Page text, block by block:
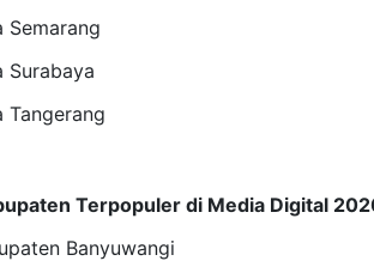
Semarang
Surabaya
Tangerang
Terpopuler di Media Digital
Banyuwangi